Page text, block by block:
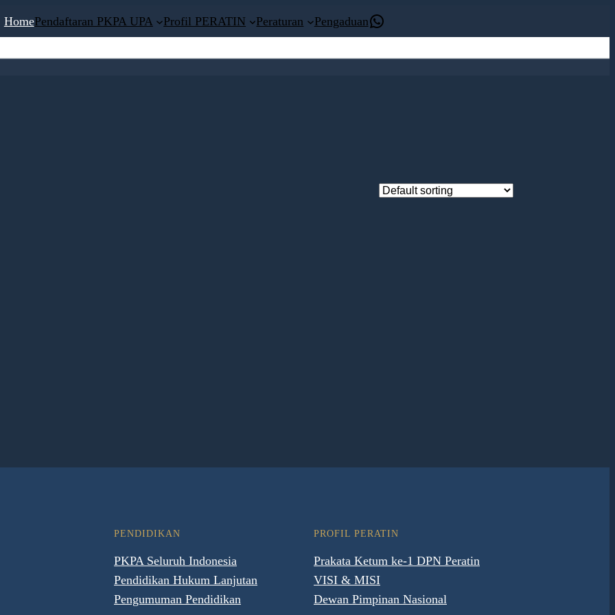
HomePendaftaran PKPA UPA Profil PERATIN Peraturan PengaduanKontak Whatsapp
PENDIDIKAN
PKPA Seluruh Indonesia
Pendidikan Hukum Lanjutan
Pengumuman Pendidikan
PROFIL PERATIN
Prakata Ketum ke-1 DPN Peratin
VISI & MISI
Dewan Pimpinan Nasional